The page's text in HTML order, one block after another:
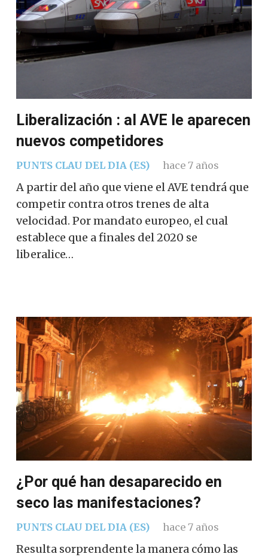
Liberalización : al AVE le aparecen
nuevos competidores
PUNTS CLAU DEL DIA (ES) hace 7 años
A partir del año que viene el AVE tendrá que
competir contra otros trenes de alta
velocidad. Por mandato europeo, el cual
establece que a finales del 2020 se
liberalice…
¿Por qué han desaparecido en
seco las manifestaciones?
PUNTS CLAU DEL DIA (ES) hace 7 años
Resulta sorprendente la manera cómo las